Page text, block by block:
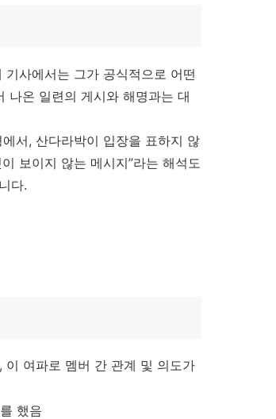
사에서는 그가 공식적으로 어떤
나온 일련의 게시와 해명과는 대
서, 산다라박이 입장을 표하지 않
보이지 않는 메시지”라는 해석도
다.
이 여파로 멤버 간 관계 및 의도가
했음